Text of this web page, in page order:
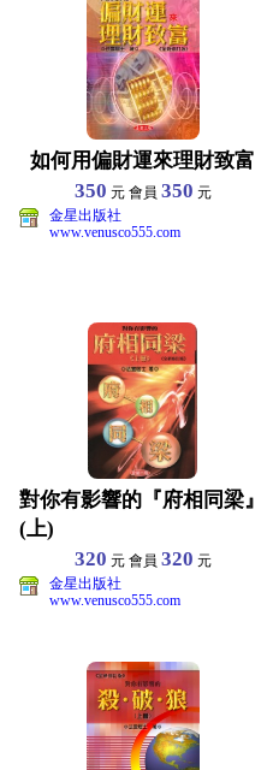
如何用偏財運來理財致富
350 元 會員 350 元
金星出版社
www.venusco555.com
對你有影響的『府相同梁』
(上)
320 元 會員 320 元
金星出版社
www.venusco555.com